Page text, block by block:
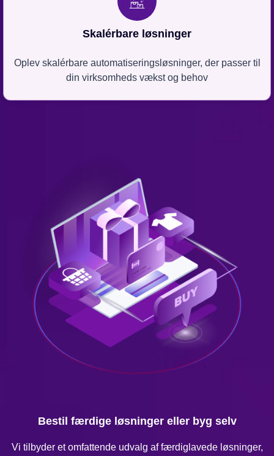
Skalérbare løsninger
Oplev skalérbare automatiseringsløsninger, der passer til
din virksomheds vækst og behov
Bestil færdige løsninger eller byg selv
Vi tilbyder et omfattende udvalg af færdiglavede løsninger,